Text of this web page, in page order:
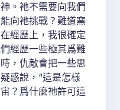
。祂不需要向我們
向祂挑戰？難道窯
經歷上，我很確定
經歷一些極其爲難
，仇敵會把一些思
惑說，“這是怎樣
？爲什麼祂許可這